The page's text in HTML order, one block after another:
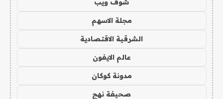
مجلة الاسهم
الشرقية الاقتصادية
عالم الايفون
مدونة كوكان
صحيفة نهج